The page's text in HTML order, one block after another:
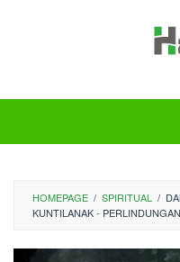
HOMEPAGE / SPIRITUAL /
KUNTILANAK -